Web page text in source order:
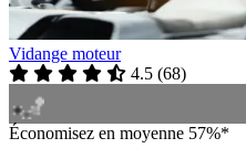
Vidange moteur
4.5 (68)
Économisez en moyenne 57%*